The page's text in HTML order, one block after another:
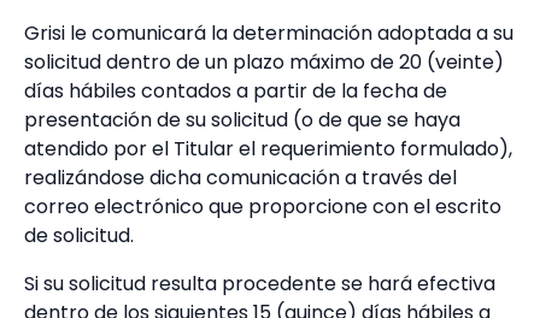
Grisi le comunicará la determinación adoptada a su
solicitud dentro de un plazo máximo de 20 (veinte)
días hábiles contados a partir de la fecha de
presentación de su solicitud (o de que se haya
atendido por el Titular el requerimiento formulado),
realizándose dicha comunicación a través del
correo electrónico que proporcione con el escrito
de solicitud.
Si su solicitud resulta procedente se hará efectiva